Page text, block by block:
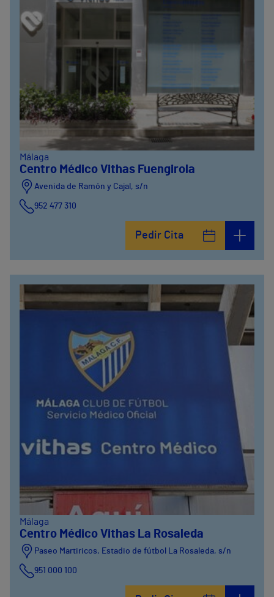
Málaga
Centro Médico Vithas Fuengirola
Avenida de Ramón y Cajal, s/n
952 477 310
Pedir Cita
Málaga
Centro Médico Vithas La Rosaleda
Paseo Martiricos, Estadio de fútbol La Rosaleda, s/n
951 000 100